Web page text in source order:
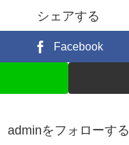
シェアする
Facebook
adminをフォローする